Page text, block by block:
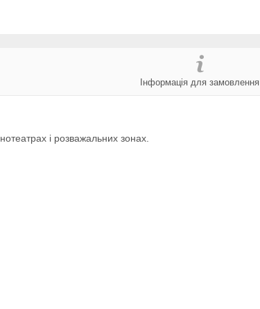
Інформація для замовлення
і розважальних зонах.